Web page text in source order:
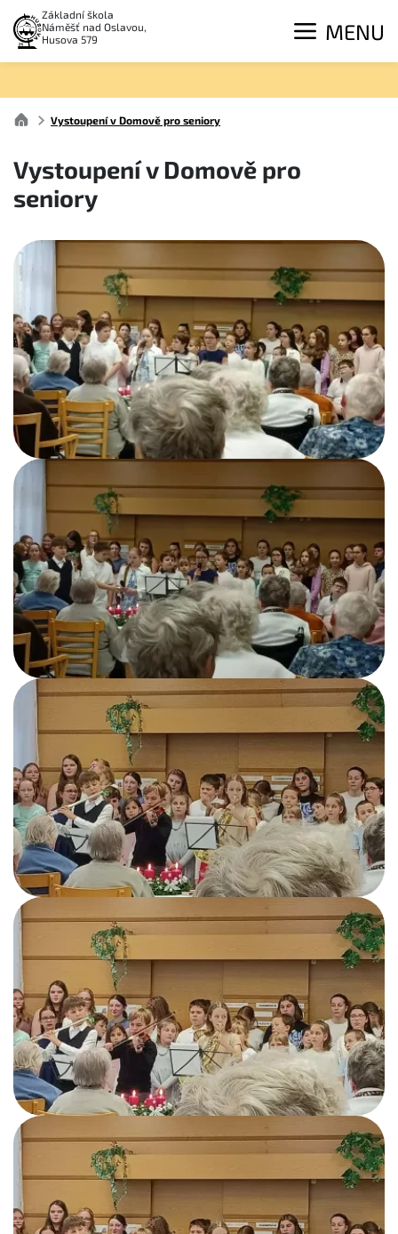
Základní škola
Náměšť nad Oslavou,
Husova 579
MENU
Vystoupení v Domově pro seniory
Vystoupení v Domově pro
seniory